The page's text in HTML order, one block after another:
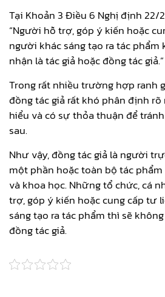
Tại Khoản 3 Điều 6 Nghị định 22/
“Người hỗ trợ, góp ý kiến hoặc
người khác sáng tạo ra tác phẩm
nhận là tác giả hoặc đồng tác giả.”
Trong rất nhiều trường hợp ranh
đồng tác giả rất khó phân định rõ
hiểu và có sự thỏa thuận để
sau.
Như vậy, đồng tác giả là người
một phần hoặc toàn bộ tác
và khoa học. Những tổ chức, cá
trợ, góp ý kiến hoặc cung cấp tư
sáng tạo ra tác phẩm thì sẽ
đồng tác giả.